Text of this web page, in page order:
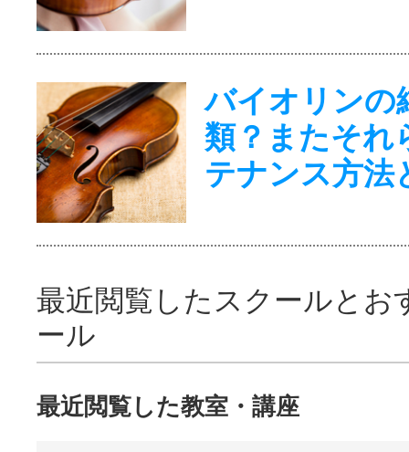
バイオリンの
類？またそれ
テナンス方法
最近閲覧したスクールとお
ール
最近閲覧した教室・講座